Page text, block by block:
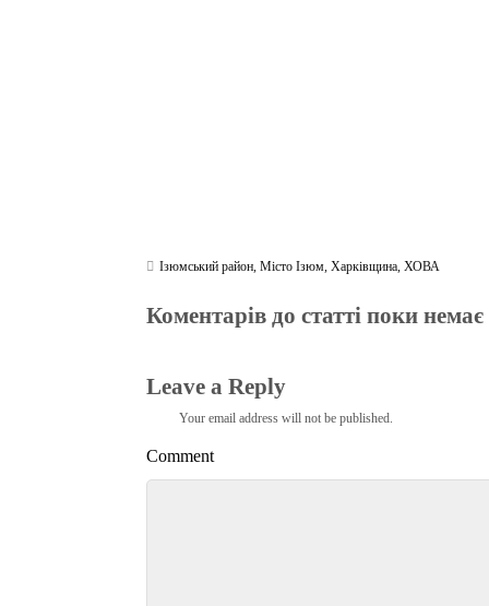
Ізюмський район,Місто Ізюм,Харківщина,ХОВА
Коментарів до статті поки немає
Leave a Reply
Your email address will not be published.
Comment